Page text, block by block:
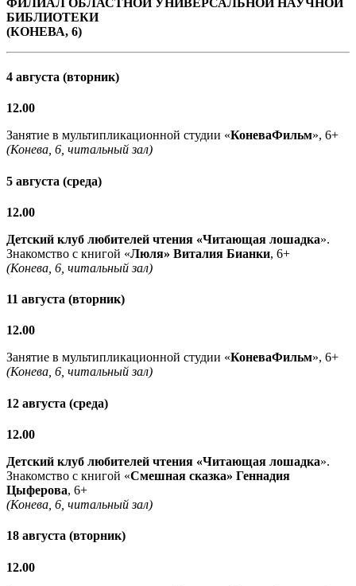
БИБЛИОТЕКИ
(КОНЕВА, 6)
4 августа (вторник)
12.00
Занятие в мультипликационной студии «КоневаФильм», 6+
(Конева, 6, читальный зал)
5 августа (среда)
12.00
Детский клуб любителей чтения «Читающая лошадка».
Знакомство с книгой «Люля» Виталия Бианки, 6+
(Конева, 6, читальный зал)
11 августа (вторник)
12.00
Занятие в мультипликационной студии «КоневаФильм», 6+
(Конева, 6, читальный зал)
12 августа (среда)
12.00
Детский клуб любителей чтения «Читающая лошадка».
Знакомство с книгой «Смешная сказка» Геннадия
Цыферова, 6+
(Конева, 6, читальный зал)
18 августа (вторник)
12.00